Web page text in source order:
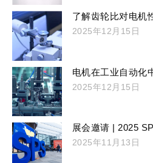
了解齿轮比对电机
2025年12月15日
电机在工业自动化
2025年12月15日
展会邀请 | 2025
2025年11月13日